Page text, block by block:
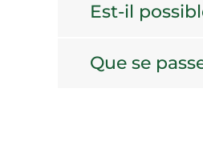
Est-il
Que se